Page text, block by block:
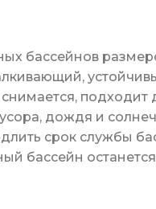
бассейнов
снимается,
дождя и
срок службы
бассейн